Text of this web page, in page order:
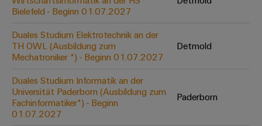
Abwasseraufbereitung
für
die
Wasser-
Abwasserindustrie
Wasserstoff
Wasserstoff
Werkzeuge
Automaten
Software
Markierer
Industriedrucker
Bielefeld - Beginn 01.07.2027
Duales Studium Elektrotechnik an der
TH OWL (Ausbildung zum
Mechatroniker *) - Beginn 01.07.2027
Detmold
Duales Studium Informatik an der
Universität Paderborn (Ausbildung zum
Fachinformatiker*) - Beginn
01.07.2027
Paderborn